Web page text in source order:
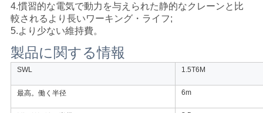
ー
ス
4.慣習的な電気で動力を与えられた静的なクレーンと比
較されるより長いワーキング・ライフ;
5.より少ない維持費。
製品に関する情報
SWL 1.5T6M
最高。働く半径 6m